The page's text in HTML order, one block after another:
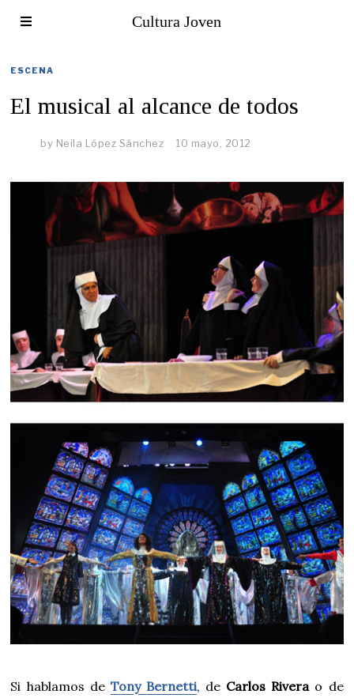
Cultura Joven
ESCENA
El musical al alcance de todos
by Neila López Sánchez 10 mayo, 2012
Si hablamos de Tony Bernetti, de Carlos Riverao de